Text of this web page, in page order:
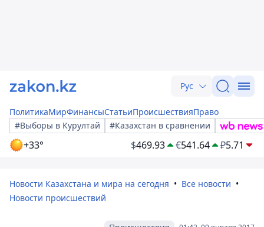
Рус
ПолитикаМирФинансыСтатьиПроисшествияПраво
#Выборы в Курултай
#Казахстан в сравнении
+33° $469.93 €541.64 ₽5.71
Новости Казахстана и мира на сегодня
Все новости
Новости происшествий